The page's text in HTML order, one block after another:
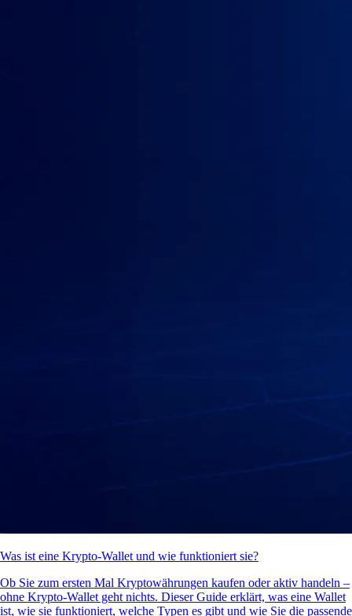
Was ist eine Krypto-Wallet und wie funktioniert sie?
Ob Sie zum ersten Mal Kryptowährungen kaufen oder aktiv handeln –
ohne Krypto-Wallet geht nichts. Dieser Guide erklärt, was eine Wallet
ist, wie sie funktioniert, welche Typen es gibt und wie Sie die passende